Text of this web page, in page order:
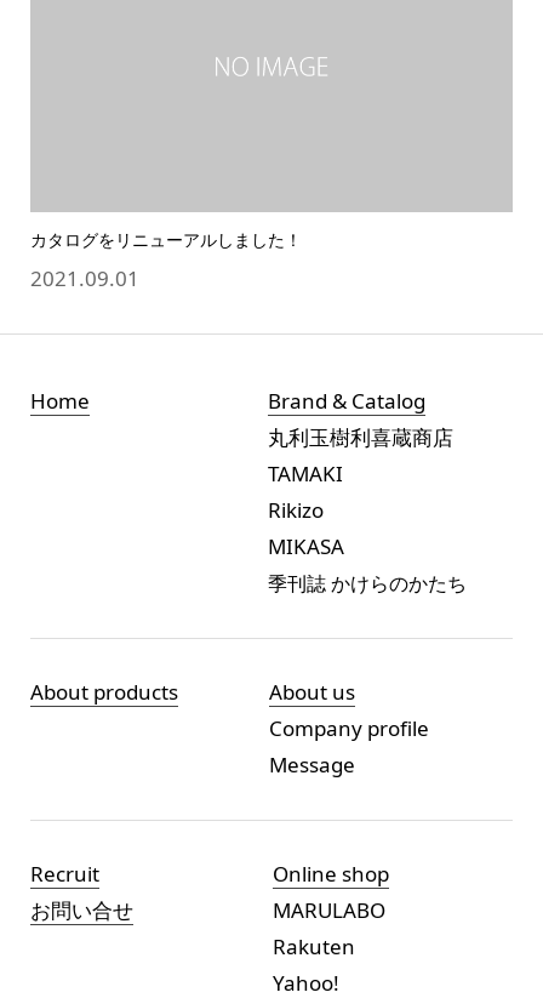
カタログをリニューアルしました！
2021.09.01
Home
Brand & Catalog
丸利玉樹利喜蔵商店
TAMAKI
Rikizo
MIKASA
季刊誌 かけらのかたち
About products
About us
Company profile
Message
Recruit
お問い合せ
Online shop
MARULABO
Rakuten
Yahoo!